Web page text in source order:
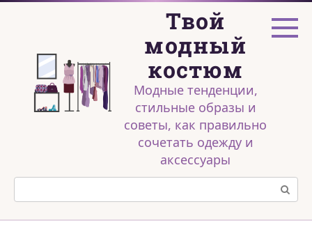
Перейти
Твой
модный
костюм
Модные тенденции,
стильные образы и
советы, как правильно
сочетать одежду и
аксессуары
Поиск: